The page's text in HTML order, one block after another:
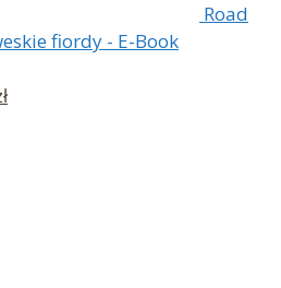
Road
fiordy - E-Book
Aktualna